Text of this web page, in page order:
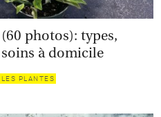
photos): types,
à domicile
LES PLANTES